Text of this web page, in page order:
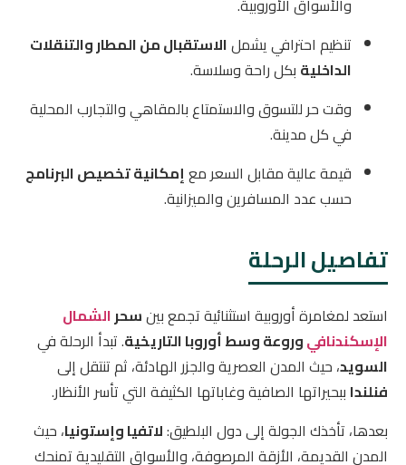
والأسواق الأوروبية.
تنظيم احترافي يشملالاستقبال من المطار والتنقلات
الداخلية بكل راحة وسلاسة.
وقت حر للتسوق والاستمتاع بالمقاهي والتجارب المحلية
في كل مدينة.
قيمة عالية مقابل السعر معإمكانية تخصيص البرنامج
حسب عدد المسافرين والميزانية.
تفاصيل الرحلة
استعد لمغامرة أوروبية استثنائية تجمع بينسحرالشمال
الإسكندنافيوروعة وسط أوروبا التاريخية. تبدأ الرحلة في
السويد، حيث المدن العصرية والجزر الهادئة، ثم تنتقل إلى
فنلندا ببحيراتها الصافية وغاباتها الكثيفة التي تأسر الأنظار.
بعدها، تأخذك الجولة إلى دول البلطيق:لاتفيا وإستونيا، حيث
المدن القديمة، الأزقة المرصوفة، والأسواق التقليدية تمنحك